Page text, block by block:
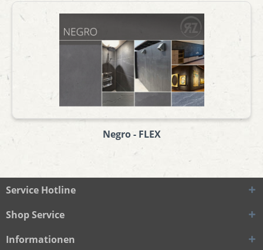
Negro - FLEX
Service Hotline
Shop Service
Informationen